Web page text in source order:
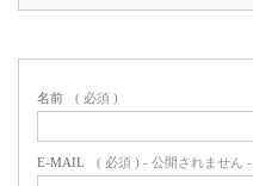
名前 ( 必須 )
E-MAIL ( 必須 ) - 公開されません -